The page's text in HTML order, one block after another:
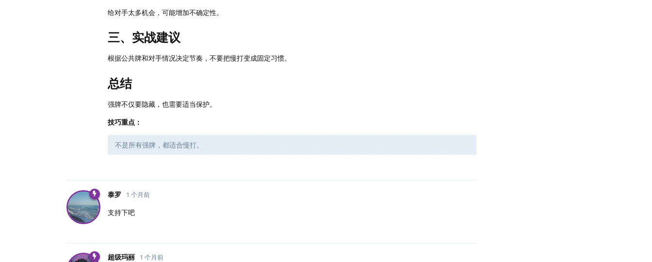
给对手太多机会，可能增加不确定性。
三、实战建议
根据公共牌和对手情况决定节奏，不要把慢打变成固定习惯。
总结
强牌不仅要隐藏，也需要适当保护。
技巧重点：
不是所有强牌，都适合慢打。
泰罗 1 个月前
支持下吧
超级玛丽 1 个月前